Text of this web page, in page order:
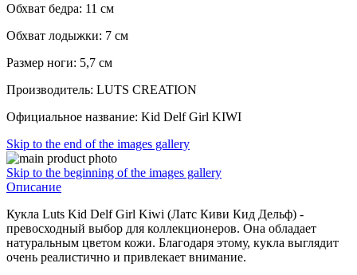
Обхват бедра: 11 см
Обхват лодыжки: 7 см
Размер ноги: 5,7 см
Производитель: LUTS CREATION
Официальное название: Kid Delf Girl KIWI
Skip to the end of the images gallery
Skip to the beginning of the images gallery
Описание
Кукла Luts Kid Delf Girl Kiwi (Латс Киви Кид Дельф) -
превосходный выбор для коллекционеров. Она обладает
натуральным цветом кожи. Благодаря этому, кукла выглядит
очень реалистично и привлекает внимание.